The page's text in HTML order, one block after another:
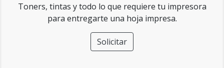
Toners, tintas y todo lo que requiere tu impresora
para entregarte una hoja impresa.
Solicitar